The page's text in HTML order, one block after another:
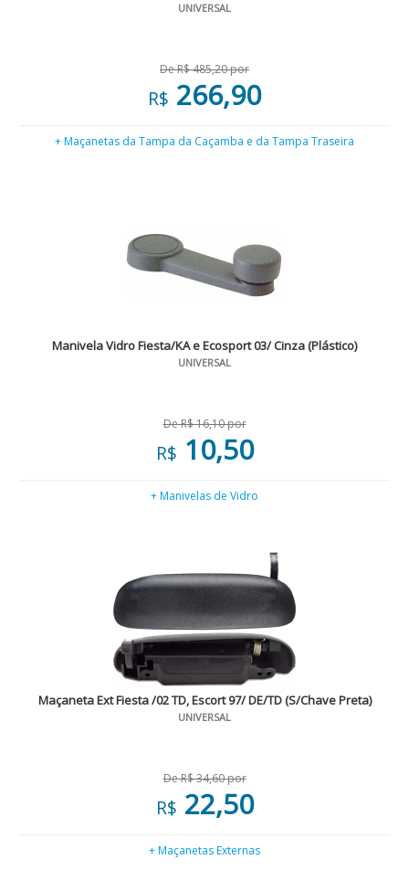
UNIVERSAL
De R$ 485,20 por
R$ 266,90
+ Maçanetas da Tampa da Caçamba e da Tampa Traseira
Manivela Vidro Fiesta/KA e Ecosport 03/ Cinza (Plástico)
UNIVERSAL
De R$ 16,10 por
R$ 10,50
+ Manivelas de Vidro
Maçaneta Ext Fiesta /02 TD, Escort 97/ DE/TD (S/Chave Preta)
UNIVERSAL
De R$ 34,60 por
R$ 22,50
+ Maçanetas Externas